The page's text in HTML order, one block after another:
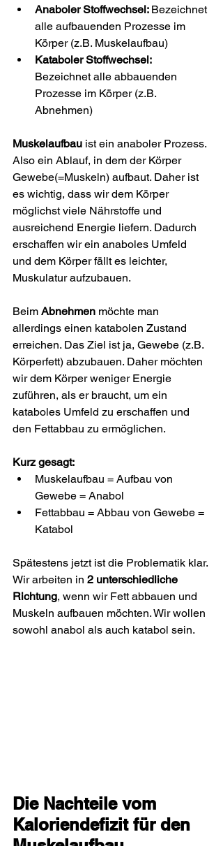
Anaboler Stoffwechsel: Bezeichnet
alle aufbauenden Prozesse im
Körper (z.B. Muskelaufbau)
Kataboler Stoffwechsel:
Bezeichnet alle abbauenden
Prozesse im Körper (z.B.
Abnehmen)
Muskelaufbau ist ein anaboler Prozess.
Also ein Ablauf, in dem der Körper
Gewebe(=Muskeln) aufbaut. Daher ist
es wichtig, dass wir dem Körper
möglichst viele Nährstoffe und
ausreichend Energie liefern. Dadurch
erschaffen wir ein anaboles Umfeld
und dem Körper fällt es leichter,
Muskulatur aufzubauen.
Beim Abnehmen möchte man
allerdings einen katabolen Zustand
erreichen. Das Ziel ist ja, Gewebe (z.B.
Körperfett) abzubauen. Daher möchten
wir dem Körper weniger Energie
zuführen, als er braucht, um ein
kataboles Umfeld zu erschaffen und
den Fettabbau zu ermöglichen.
Kurz gesagt:
Muskelaufbau = Aufbau von
Gewebe = Anabol
Fettabbau = Abbau von Gewebe =
Katabol
Spätestens jetzt ist die Problematik klar.
Wir arbeiten in 2 unterschiedliche
Richtung, wenn wir Fett abbauen und
Muskeln aufbauen möchten. Wir wollen
sowohl anabol als auch katabol sein.
Die Nachteile vom
Kaloriendefizit für den